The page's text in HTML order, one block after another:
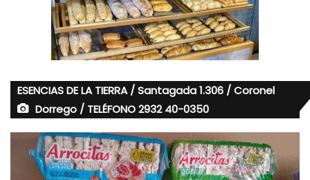
ESENCIAS DE LA TIERRA / Santagada 1.306 / Coronel
Dorrego / TELÉFONO 2932 40-0350